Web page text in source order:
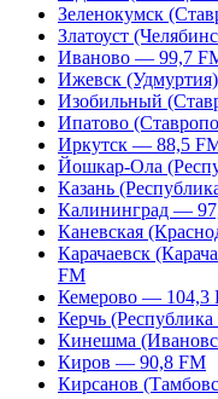
Зеленокумск
Златоуст
Иваново — 99,7
Ижевск
Изобильный
Ипатово
Иркутск — 88,5
Йошкар-Ола
Казань
Калининград —
Каневская
Карачаевск
FM
Кемерово — 104,3
Керчь
Кинешма
Киров — 90,8 FM
Кирсанов